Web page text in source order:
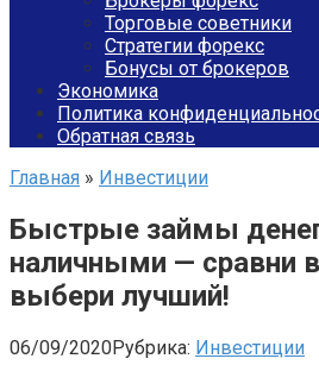
Торговые советники
Стратегии форекс
Бонусы от брокеров
Экономика
Политика
Обратная связь
Главная » Инвестиции
Быстрые займы
наличными — сравни
выбери лучший!
06/09/2020Рубрика: Инвестиции